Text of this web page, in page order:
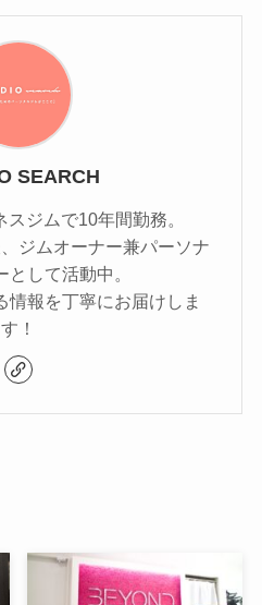
SEARCH
ジムで10年間勤務。
ジムオーナー兼パーソナ
として活動中。
情報を丁寧にお届けしま
す！